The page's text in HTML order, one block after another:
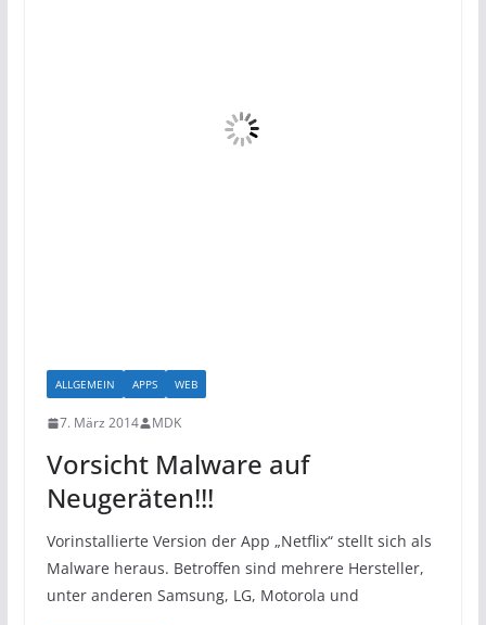
ALLGEMEIN APPS WEB
7. März 2014 MDK
Vorsicht Malware auf
Neugeräten!!!
Vorinstallierte Version der App „Netflix“ stellt sich als
Malware heraus. Betroffen sind mehrere Hersteller,
unter anderen Samsung, LG, Motorola und